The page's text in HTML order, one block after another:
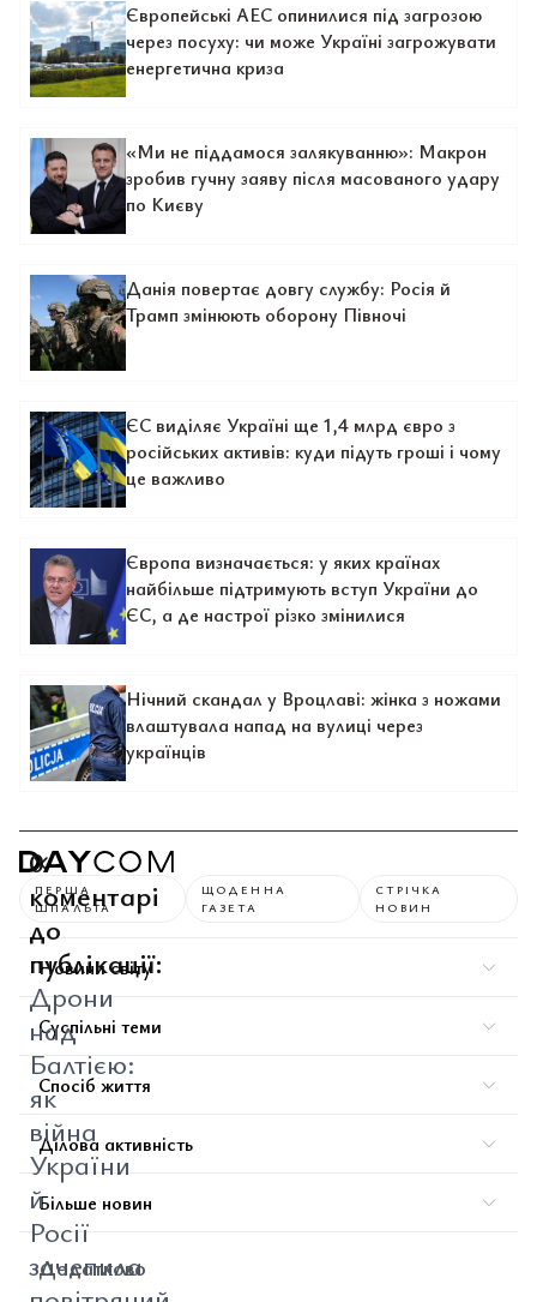
Європейські АЕС опинилися під загрозою
через посуху: чи може Україні загрожувати
енергетична криза
«Ми не піддамося залякуванню»: Макрон
зробив гучну заяву після масованого удару
по Києву
Данія повертає довгу службу: Росія й
Трамп змінюють оборону Півночі
ЄС виділяє Україні ще 1,4 млрд євро з
російських активів: куди підуть гроші і чому
це важливо
Європа визначається: у яких країнах
найбільше підтримують вступ України до
ЄС, а де настрої різко змінилися
Нічний скандал у Вроцлаві: жінка з ножами
влаштувала напад на вулиці через
українців
0
коментарі
до
публікації:
Дрони
над
Балтією:
як
війна
України
й
Росії
зачепила
ПЕРША
ШПАЛЬТА
ЩОДЕННА
ГАЗЕТА
СТРІЧКА
НОВИН
Новини світу
Суспільні теми
Спосіб життя
Ділова активність
Більше новин
Додатково